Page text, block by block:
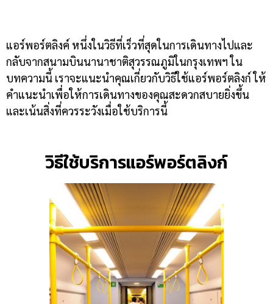
แอร์พอร์ตลิงค์ หนึ่งในวิธีที่เร็วที่สุดในการเดินทางไปและ
กลับจากสนามบินนานาชาติสุวรรณภูมิในกรุงเทพฯ ใน
บทความนี้ เราจะแนะนำคุณเกี่ยวกับวิธีใช้แอร์พอร์ตลิงก์ ให้
คำแนะนำเพื่อให้การเดินทางของคุณสะดวกสบายยิ่งขึ้น
และเน้นสิ่งที่ควรระวังเมื่อใช้บริการนี้
วิธีใช้บริการแอร์พอร์ตลิงก์